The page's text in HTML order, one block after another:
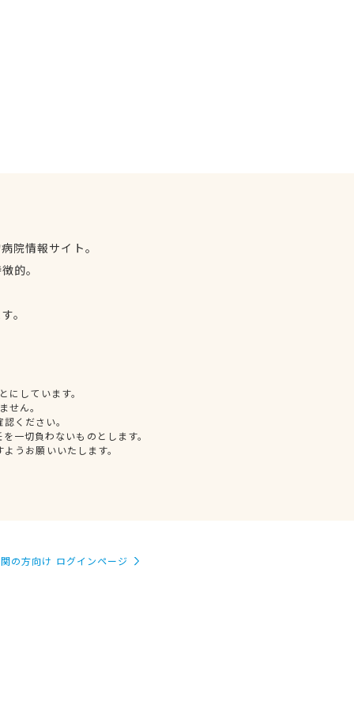
院情報サイト。
的。
。
しています。
せん。
ください。
一切負わないものとします。
うお願いいたします。
の方向け ログインページ